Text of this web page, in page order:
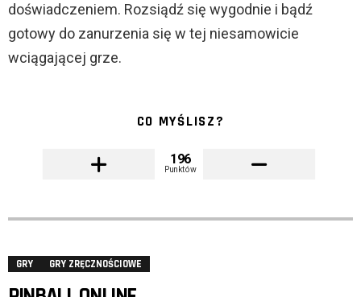
doświadczeniem. Rozsiądź się wygodnie i bądź
gotowy do zanurzenia się w tej niesamowicie
wciągającej grze.
CO MYŚLISZ?
196
Punktów
GRY GRY ZRĘCZNOŚCIOWE